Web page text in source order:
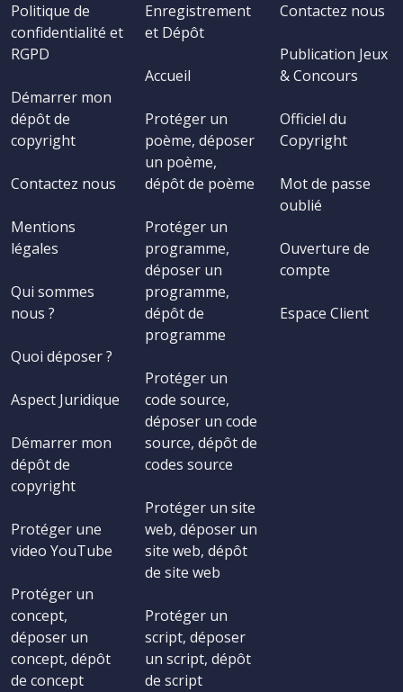
Politique de
confidentialité et
RGPD
Démarrer mon
dépôt de
copyright
Contactez nous
Mentions
légales
Qui sommes
nous ?
Quoi déposer ?
Aspect Juridique
Démarrer mon
dépôt de
copyright
Protéger une
video YouTube
Protéger un
concept,
déposer un
concept, dépôt
de concept
Enregistrement
et Dépôt
Accueil
Protéger un
poème, déposer
un poème,
dépôt de poème
Protéger un
programme,
déposer un
programme,
dépôt de
programme
Protéger un
code source,
déposer un code
source, dépôt de
codes source
Protéger un site
web, déposer un
site web, dépôt
de site web
Protéger un
script, déposer
un script, dépôt
de script
Contactez nous
Publication Jeux
& Concours
Officiel du
Copyright
Mot de passe
oublié
Ouverture de
compte
Espace Client